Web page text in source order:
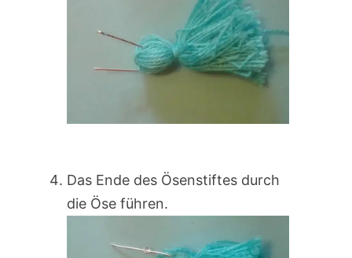
Das Ende des Ösenstiftes durch
die Öse führen.